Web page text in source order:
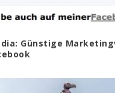
Günstige